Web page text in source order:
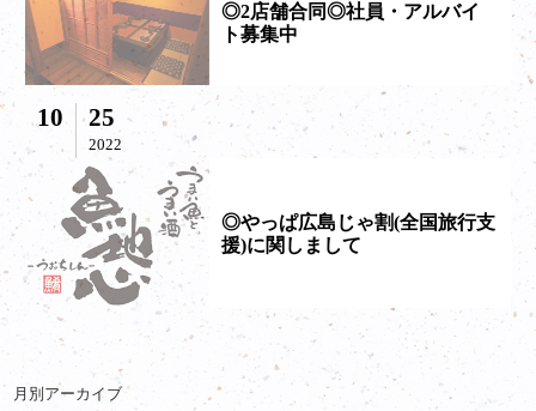
◎2店舗合同◎社員・アルバイ
ト募集中
10 25
2022
◎やっぱ広島じゃ割(全国旅行支
援)に関しまして
月別アーカイブ